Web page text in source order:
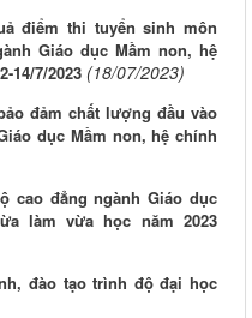
điểm thi tuyển sinh môn
Giáo dục Mầm non, hệ
14/7/2023 (18/07/2023)
đảm chất lượng đầu vào
dục Mầm non, hệ chính
cao đẳng ngành Giáo dục
làm vừa học năm 2023
đào tạo trình độ đại học